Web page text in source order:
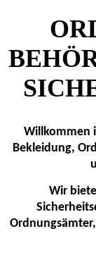
Willkommen
Bekleidung,
Wir